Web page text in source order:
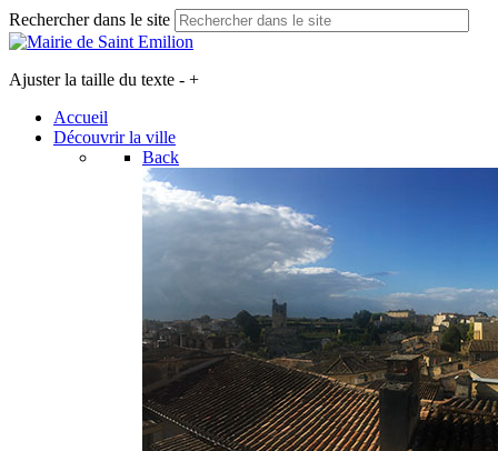
Rechercher dans le site
Ajuster la taille du texte - +
Accueil
Découvrir la ville
Back